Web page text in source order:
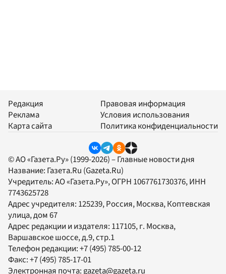
Редакция
Реклама
Карта сайта
Правовая информация
Условия использования
Политика конфиденциальности
© АО «Газета.Ру» (1999-2026) – Главные новости дня
Название: Газета.Ru (Gazeta.Ru)
Учредитель:АО «Газета.Ру», ОГРН 1067761730376, ИНН
7743625728
Адрес учредителя: 125239, Россия, Москва, Коптевская
улица, дом 67
Адрес редакции и издателя: 117105, г. Москва,
Варшавское шоссе, д.9, стр.1
Телефон редакции:+7 (495) 785-00-12
Факс:+7 (495) 785-17-01
Электронная почта: gazeta@gazeta.ru